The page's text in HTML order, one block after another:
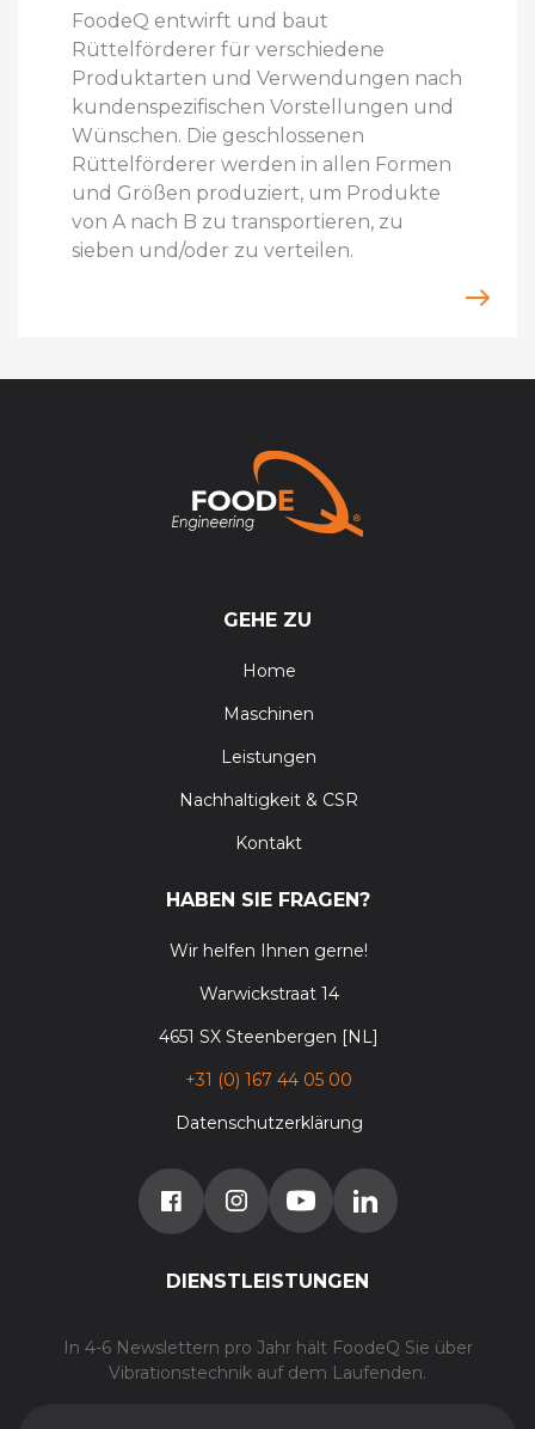
FoodeQ entwirft und baut
Rüttelförderer für verschiedene
Produktarten und Verwendungen nach
kundenspezifischen Vorstellungen und
Wünschen. Die geschlossenen
Rüttelförderer werden in allen Formen
und Größen produziert, um Produkte
von A nach B zu transportieren, zu
sieben und/oder zu verteilen.
GEHE ZU
Home
Maschinen
Leistungen
Nachhaltigkeit & CSR
Kontakt
HABEN SIE FRAGEN?
Wir helfen Ihnen gerne!
Warwickstraat 14
4651 SX Steenbergen [NL]
+31 (0) 167 44 05 00
Datenschutzerklärung
DIENSTLEISTUNGEN
In 4-6 Newslettern pro Jahr hält FoodeQ Sie über
Vibrationstechnik auf dem Laufenden.